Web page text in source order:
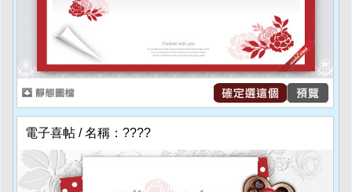
電子喜帖 / 名稱：????